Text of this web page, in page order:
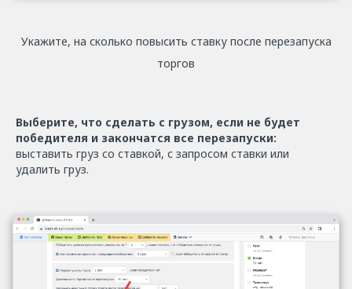
Укажите, на сколько повысить ставку после перезапуска
торгов
Выберите, что сделать с грузом, если не будет
победителя и закончатся все перезапуски:
выставить груз со ставкой, с запросом ставки или
удалить груз.